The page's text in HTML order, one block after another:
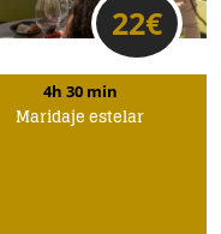
22€
4h 30 min
Maridaje estelar